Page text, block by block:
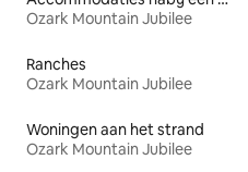
Ozark Mountain Jubilee
Ranches
Ozark Mountain Jubilee
Woningen aan het strand
Ozark Mountain Jubilee